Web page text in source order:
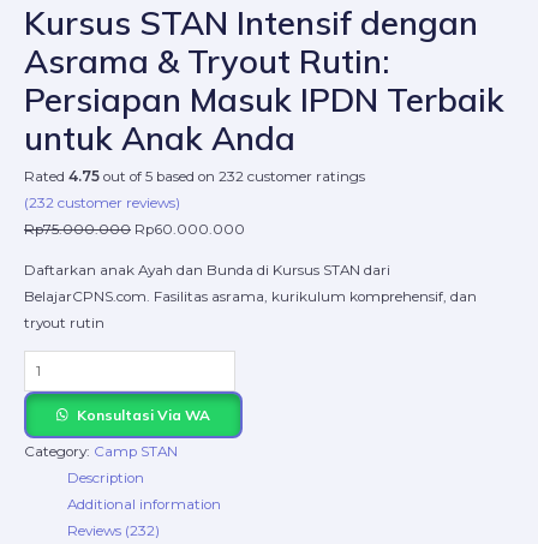
Kursus STAN Intensif dengan
Asrama & Tryout Rutin:
Persiapan Masuk IPDN Terbaik
untuk Anak Anda
Rated 4.75 out of 5 based on 232 customer ratings
(232 customer reviews)
Rp75.000.000 Rp60.000.000
Daftarkan anak Ayah dan Bunda di Kursus STAN dari
BelajarCPNS.com. Fasilitas asrama, kurikulum komprehensif, dan
tryout rutin
Konsultasi Via WA
Category: Camp STAN
Description
Additional information
Reviews (232)